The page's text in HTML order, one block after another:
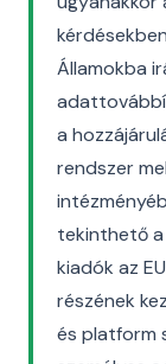
Államokba
a
rendszer
tekinthető a
kiadók az
részének
és platform